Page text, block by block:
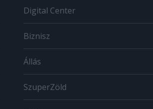
Digital Center
Biznisz
Állás
SzuperZöld